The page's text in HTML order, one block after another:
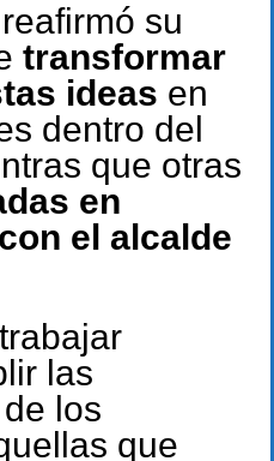
su
transformar
ideas en
dentro del
que otras
en
el alcalde
las
los
que